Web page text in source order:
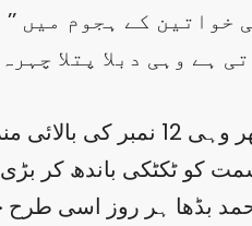
کے ہجوم میں
ہے وہی دبلا پتلا
اور پھر جو نظر ہٹتی ہے
ٹکٹکی باندھ کر بڑی
بڈھا ہر روز اسی